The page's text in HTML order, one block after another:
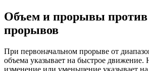
Объем и прорывы
прорывов
При первоначальном прорыве от
объема указывает на быстрое движение.
изменение или уменьшение указывает на